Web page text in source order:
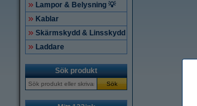
Lampor & Belysning 💡
Kablar
Skärmskydd & Linsskydd
Laddare
Sök produkt
Sök